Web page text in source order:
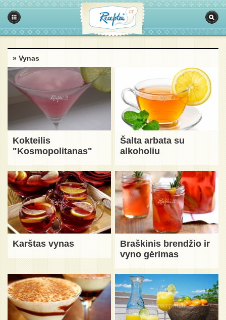
» Vynas
Kokteilis
"Kosmopolitanas"
Šalta arbata su
alkoholiu
Karštas vynas
Braškinis brendžio ir
vyno gėrimas